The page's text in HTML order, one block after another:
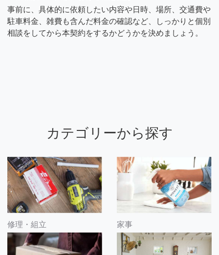
事前に、具体的に依頼したい内容や日時、場所、交通費や
駐車料金、雑費も含んだ料金の確認など、しっかりと個別
相談をしてから本契約をするかどうかを決めましょう。
カテゴリーから探す
修理・組立 家事